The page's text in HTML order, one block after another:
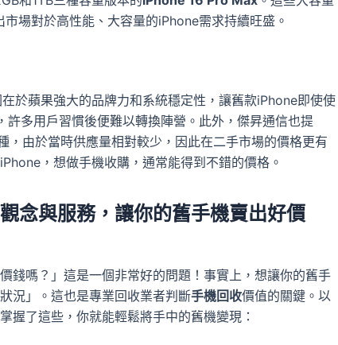
場對於高性能、大容量的iPhone需求持續旺盛。
於蘋果強大的品牌力和系統穩定性，讓舊款iPhone即使使
多用戶習慣後便難以轉換陣營。此外，傑昇通信也提
，由於當時供應量相對較少，因此在二手市場的價格更有
，想做手機收購，通常能得到不錯的價格。
念與服務，讓你的舊手機賣出好價
錢嗎？」這是一個非常好的問題！事實上，想讓你的舊手
況」。這也是專業回收業者判斷手機回收價值的關鍵。以
握了這些，你就能輕鬆將手中的舊機變現：